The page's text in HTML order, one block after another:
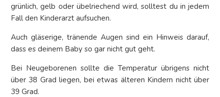
grünlich, gelb oder übelriechend wird, solltest du in jedem
Fall den Kinderarzt aufsuchen.
Auch gläserige, tränende Augen sind ein Hinweis darauf,
dass es deinem Baby so gar nicht gut geht.
Bei Neugeborenen sollte die Temperatur übrigens nicht
über 38 Grad liegen, bei etwas älteren Kindern nicht über
39 Grad.